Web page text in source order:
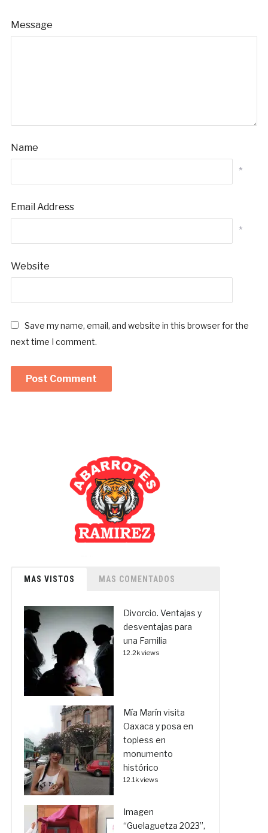
Message
Name
*
Email Address
*
Website
Save my name, email, and website in this browser for the
next time I comment.
MAS VISTOS MAS COMENTADOS
Divorcio. Ventajas y
desventajas para
una Familia
12.2k views
Mía Marín visita
Oaxaca y posa en
topless en
monumento
histórico
12.1k views
Imagen
“Guelaguetza 2023”,